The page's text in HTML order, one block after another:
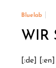
Bluelab
WIR
[:de]